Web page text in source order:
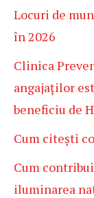
Locuri de
în 2026
Clinica
angajaților
beneficiu de
Cum citești
Cum
iluminarea